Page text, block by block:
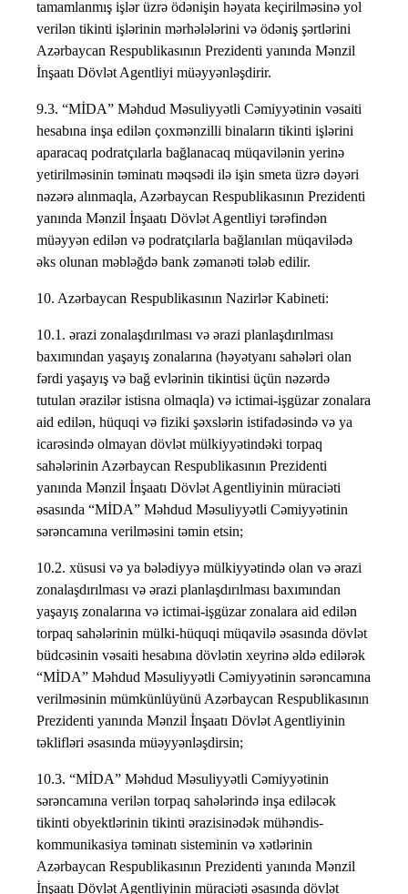
tamamlanmış işlər üzrə ödənişin həyata keçirilməsinə yol
verilən tikinti işlərinin mərhələlərini və ödəniş şərtlərini
Azərbaycan Respublikasının Prezidenti yanında Mənzil
İnşaatı Dövlət Agentliyi müəyyənləşdirir.
9.3. “MİDA” Məhdud Məsuliyyətli Cəmiyyətinin vəsaiti
hesabına inşa edilən çoxmənzilli binaların tikinti işlərini
aparacaq podratçılarla bağlanacaq müqavilənin yerinə
yetirilməsinin təminatı məqsədi ilə işin smeta üzrə dəyəri
nəzərə alınmaqla, Azərbaycan Respublikasının Prezidenti
yanında Mənzil İnşaatı Dövlət Agentliyi tərəfindən
müəyyən edilən və podratçılarla bağlanılan müqavilədə
əks olunan məbləğdə bank zəmanəti tələb edilir.
10. Azərbaycan Respublikasının Nazirlər Kabineti:
10.1. ərazi zonalaşdırılması və ərazi planlaşdırılması
baxımından yaşayış zonalarına (həyətyanı sahələri olan
fərdi yaşayış və bağ evlərinin tikintisi üçün nəzərdə
tutulan ərazilər istisna olmaqla) və ictimai-işgüzar zonalara
aid edilən, hüquqi və fiziki şəxslərin istifadəsində və ya
icarəsində olmayan dövlət mülkiyyətindəki torpaq
sahələrinin Azərbaycan Respublikasının Prezidenti
yanında Mənzil İnşaatı Dövlət Agentliyinin müraciəti
əsasında “MİDA” Məhdud Məsuliyyətli Cəmiyyətinin
sərəncamına verilməsini təmin etsin;
10.2. xüsusi və ya bələdiyyə mülkiyyətində olan və ərazi
zonalaşdırılması və ərazi planlaşdırılması baxımından
yaşayış zonalarına və ictimai-işgüzar zonalara aid edilən
torpaq sahələrinin mülki-hüquqi müqavilə əsasında dövlət
büdcəsinin vəsaiti hesabına dövlətin xeyrinə əldə edilərək
“MİDA” Məhdud Məsuliyyətli Cəmiyyətinin sərəncamına
verilməsinin mümkünlüyünü Azərbaycan Respublikasının
Prezidenti yanında Mənzil İnşaatı Dövlət Agentliyinin
təklifləri əsasında müəyyənləşdirsin;
10.3. “MİDA” Məhdud Məsuliyyətli Cəmiyyətinin
sərəncamına verilən torpaq sahələrində inşa ediləcək
tikinti obyektlərinin tikinti ərazisinədək mühəndis-
kommunikasiya təminatı sisteminin və xətlərinin
Azərbaycan Respublikasının Prezidenti yanında Mənzil
İnşaatı Dövlət Agentliyinin müraciəti əsasında dövlət